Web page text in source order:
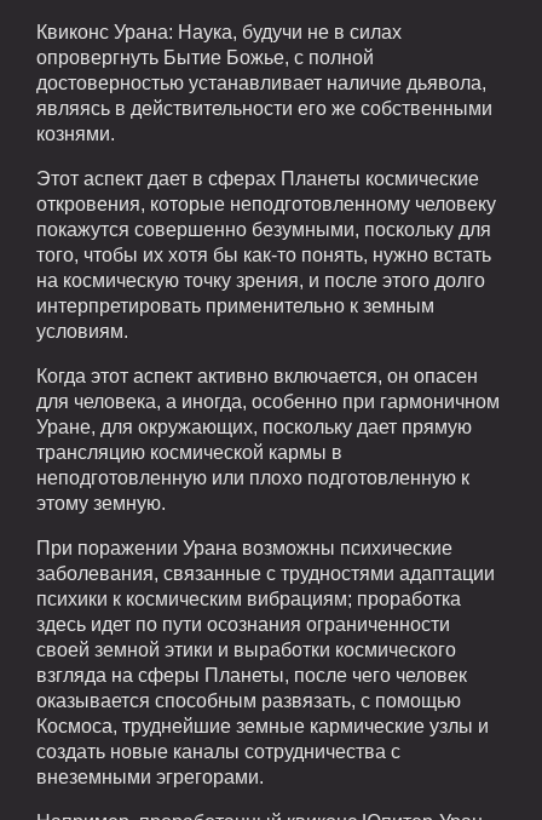
Квиконс Урана: Наука, будучи не в силах
опровергнуть Бытие Божье, с полной
достоверностью устанавливает наличие дьявола,
являясь в действительности его же собственными
кознями.
Этот аспект дает в сферах Планеты космические
откровения, которые неподготовленному человеку
покажутся совершенно безумными, поскольку для
того, чтобы их хотя бы как-то понять, нужно встать
на космическую точку зрения, и после этого долго
интерпретировать применительно к земным
условиям.
Когда этот аспект активно включается, он опасен
для человека, а иногда, особенно при гармоничном
Уране, для окружающих, поскольку дает прямую
трансляцию космической кармы в
неподготовленную или плохо подготовленную к
этому земную.
При поражении Урана возможны психические
заболевания, связанные с трудностями адаптации
психики к космическим вибрациям; проработка
здесь идет по пути осознания ограниченности
своей земной этики и выработки космического
взгляда на сферы Планеты, после чего человек
оказывается способным развязать, с помощью
Космоса, труднейшие земные кармические узлы и
создать новые каналы сотрудничества с
внеземными эгрегорами.